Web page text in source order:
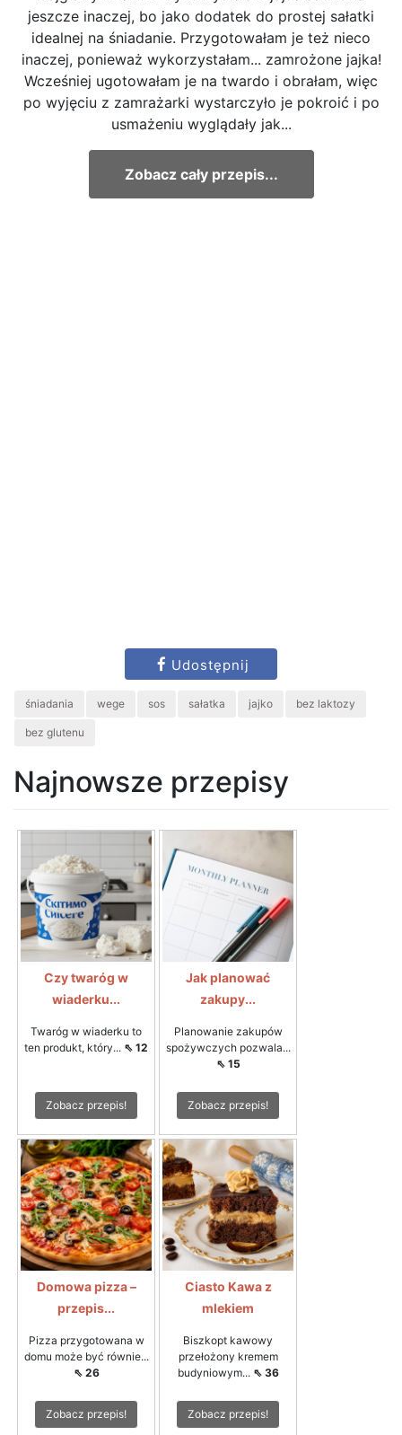
jeszcze inaczej, bo jako dodatek do prostej sałatki
idealnej na śniadanie. Przygotowałam je też nieco
inaczej, ponieważ wykorzystałam... zamrożone jajka!
Wcześniej ugotowałam je na twardo i obrałam, więc
po wyjęciu z zamrażarki wystarczyło je pokroić i po
usmażeniu wyglądały jak...
Zobacz cały przepis...
Udostępnij
śniadania wege sos sałatka jajko bez laktozy
bez glutenu
Najnowsze przepisy
Czy twaróg w
wiaderku...
Twaróg w wiaderku to
ten produkt, który... ⇖ 12
Zobacz przepis!
Jak planować
zakupy...
Planowanie zakupów
spożywczych pozwala...
⇖ 15
Zobacz przepis!
Domowa pizza –
przepis...
Pizza przygotowana w
domu może być równie...
⇖ 26
Zobacz przepis!
Ciasto Kawa z
mlekiem
Biszkopt kawowy
przełożony kremem
budyniowym... ⇖ 36
Zobacz przepis!